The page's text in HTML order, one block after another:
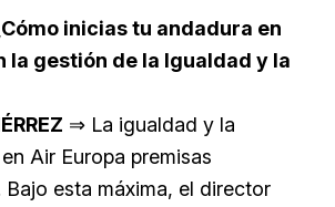
inicias tu andadura en
la gestión de la Igualdad y la
⇒ La igualdad y la
Air Europa premisas
Bajo esta máxima, el director